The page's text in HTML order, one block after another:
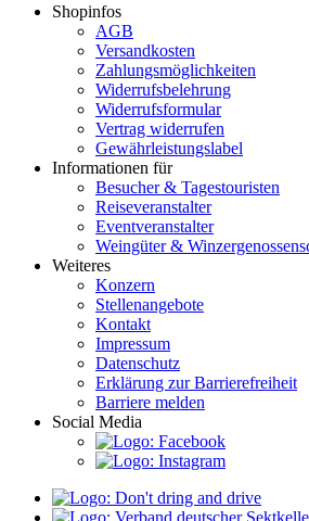
Shopinfos
AGB
Versandkosten
Zahlungsmöglichkeiten
Widerrufsbelehrung
Widerrufsformular
Vertrag widerrufen
Gewährleistungslabel
Informationen für
Besucher & Tagestouristen
Reiseveranstalter
Eventveranstalter
Weingüter &
Weiteres
Konzern
Stellenangebote
Kontakt
Impressum
Datenschutz
Erklärung zur Barrierefreiheit
Barriere melden
Social Media